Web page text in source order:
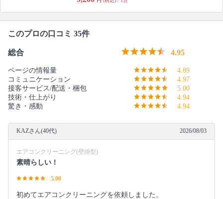
このプロの口コミ 35件
総合 4.95
ページの情報量
4.89
コミュニケーション
4.97
接客サービス/配送・梱包
5.00
技術・仕上がり
4.94
驚き・感動
4.94
KAZさん(40代) 2026/08/03
エアコンクリーニング(壁掛型)
素晴らしい！
5.00
初めてエアコンクリーニングを依頼しました。